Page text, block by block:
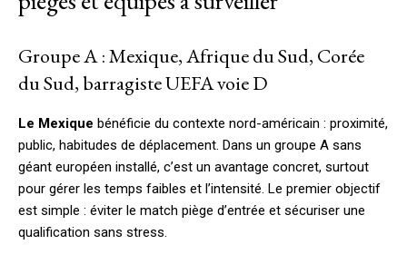
Groupe A : Mexique, Afrique du Sud, Corée
du Sud, barragiste UEFA voie D
Le Mexique bénéficie du contexte nord-américain : proximité,
public, habitudes de déplacement. Dans un groupe A sans
géant européen installé, c’est un avantage concret, surtout
pour gérer les temps faibles et l’intensité. Le premier objectif
est simple : éviter le match piège d’entrée et sécuriser une
qualification sans stress.